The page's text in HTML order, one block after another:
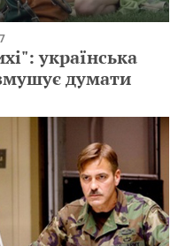
українська
думати